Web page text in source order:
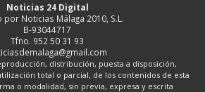
Noticias 24 Digital
por Noticias Málaga 2010, S.L.
B-93044717
Tfno. 952 50 31 93
distribución, puesta a disposición,
total o parcial, de los contenidos de esta
o modalidad, sin previa, expresa y escrita